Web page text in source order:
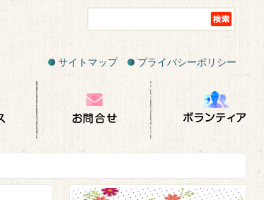
サイトマップ プライバシーポリシー